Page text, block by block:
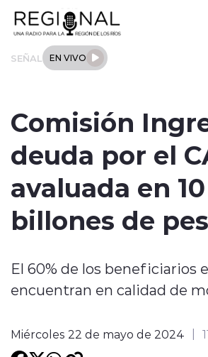
SEÑAL EN VIVO
Tendencias
Deportes
Programacion
Comisión
deuda por el
avaluada en 10
billones de
El 60% de los beneficiarios
encuentran en calidad de
Miércoles 22 de mayo de 2024